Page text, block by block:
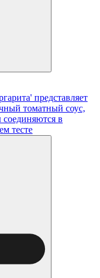
представляет
томатный соус,
в
тесте